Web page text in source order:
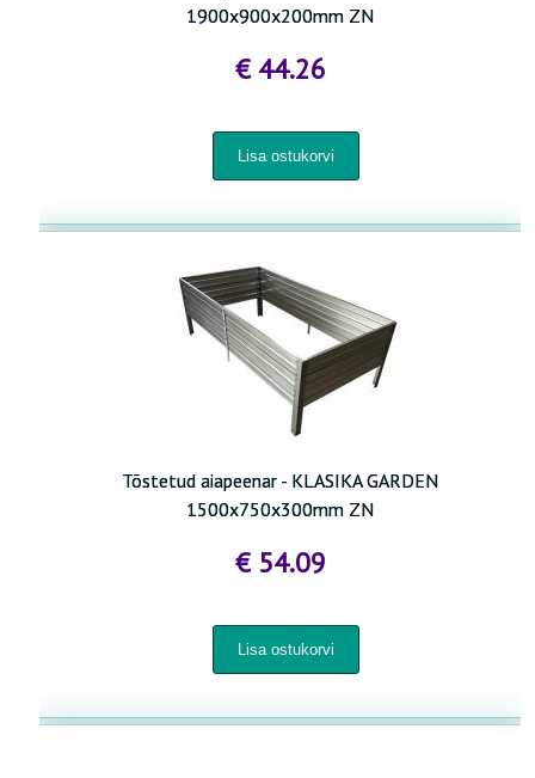
1900x900x200mm ZN
€ 44.26
Tõstetud aiapeenar - KLASIKA GARDEN
1500x750x300mm ZN
€ 54.09